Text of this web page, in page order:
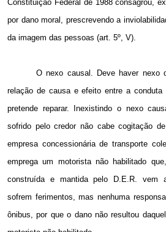
Constituição Federal de 1988 consagrou,
por dano moral, prescrevendo a
da imagem das pessoas (art. 5º, V).
O nexo causal. Deve haver nexo
relação de causa e efeito entre a
pretende reparar. Inexistindo o nexo
sofrido pelo credor não cabe cogitação
empresa concessionária de transporte
emprega um motorista não habilitado
construída e mantida pelo D.E.R. vem
sofrem ferimentos, mas nenhuma
ônibus, por que o dano não resultou